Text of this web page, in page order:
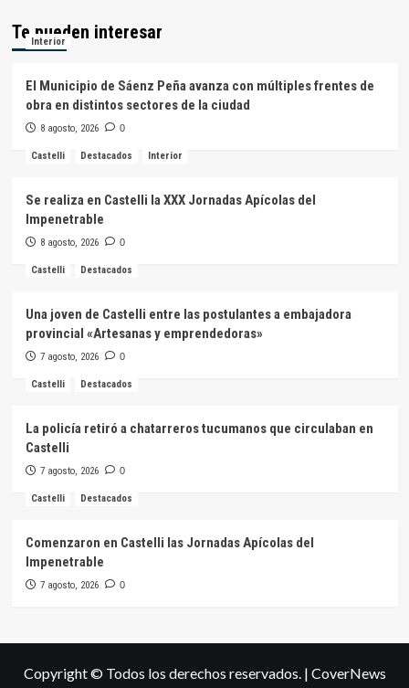
Te pueden interesar
Interior
El Municipio de Sáenz Peña avanza con múltiples frentes de
obra en distintos sectores de la ciudad
8 agosto, 2026 0
Castelli Destacados Interior
Se realiza en Castelli la XXX Jornadas Apícolas del
Impenetrable
8 agosto, 2026 0
Castelli Destacados
Una joven de Castelli entre las postulantes a embajadora
provincial «Artesanas y emprendedoras»
7 agosto, 2026 0
Castelli Destacados
La policía retiró a chatarreros tucumanos que circulaban en
Castelli
7 agosto, 2026 0
Castelli Destacados
Comenzaron en Castelli las Jornadas Apícolas del
Impenetrable
7 agosto, 2026 0
Copyright © Todos los derechos reservados. | CoverNews